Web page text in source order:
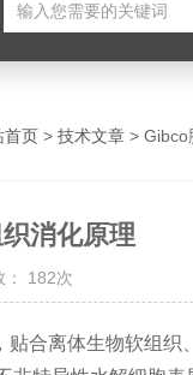
首页 > 技术文章 > Gibco
消化原理
182次
合离体生物软组织